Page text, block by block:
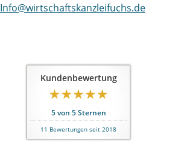
Info@wirtschaftskanzleifuchs.de
Kundenbewertung
5von 5Sternen
11 Bewertungen seit 2018